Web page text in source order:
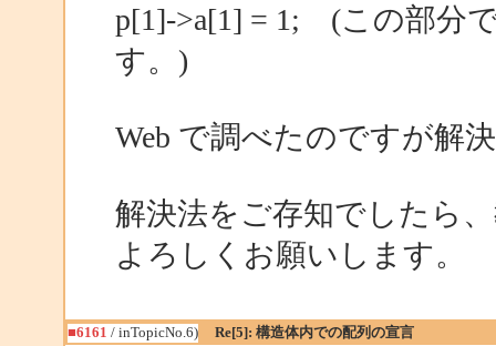
p[1]->a[1] = 1; (この部分
す。)
Web で調べたのですが解
解決法をご存知でしたら
よろしくお願いします。
■6161 / inTopicNo.6) Re[5]: 構造体内での配列の宣言